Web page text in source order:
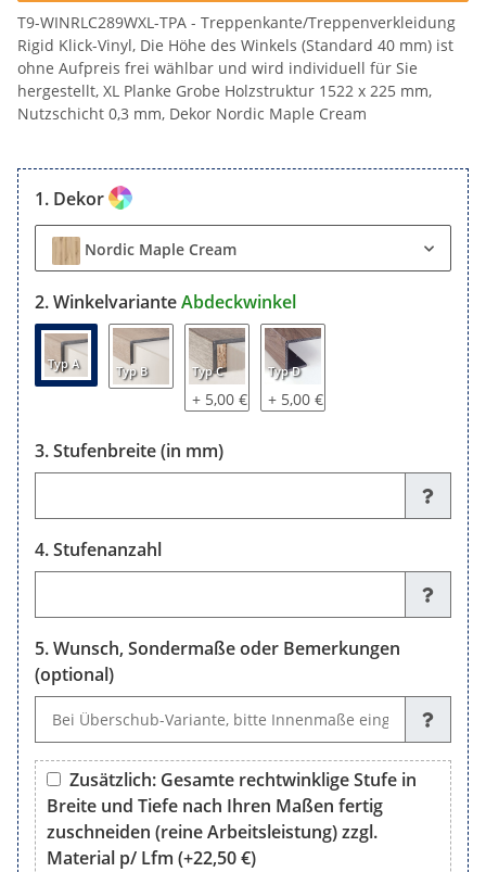
T9-WINRLC289WXL-TPA - Treppenkante/Treppenverkleidung
Rigid Klick-Vinyl, Die Höhe des Winkels (Standard 40 mm) ist
ohne Aufpreis frei wählbar und wird individuell für Sie
hergestellt, XL Planke Grobe Holzstruktur 1522 x 225 mm,
Nutzschicht 0,3 mm, Dekor Nordic Maple Cream
Dekor
Nordic Maple Cream
WinkelvarianteAbdeckwinkel
Typ A Typ B Typ C
+ 5,00 €
Typ D
+ 5,00 €
Stufenbreite (in mm)
Stufenanzahl
Wunsch, Sondermaße oder Bemerkungen
(optional)
Zusätzlich: Gesamte rechtwinklige Stufe in
Breite und Tiefe nach Ihren Maßen fertig
zuschneiden (reine Arbeitsleistung) zzgl.
Material p/ Lfm (+22,50 €)